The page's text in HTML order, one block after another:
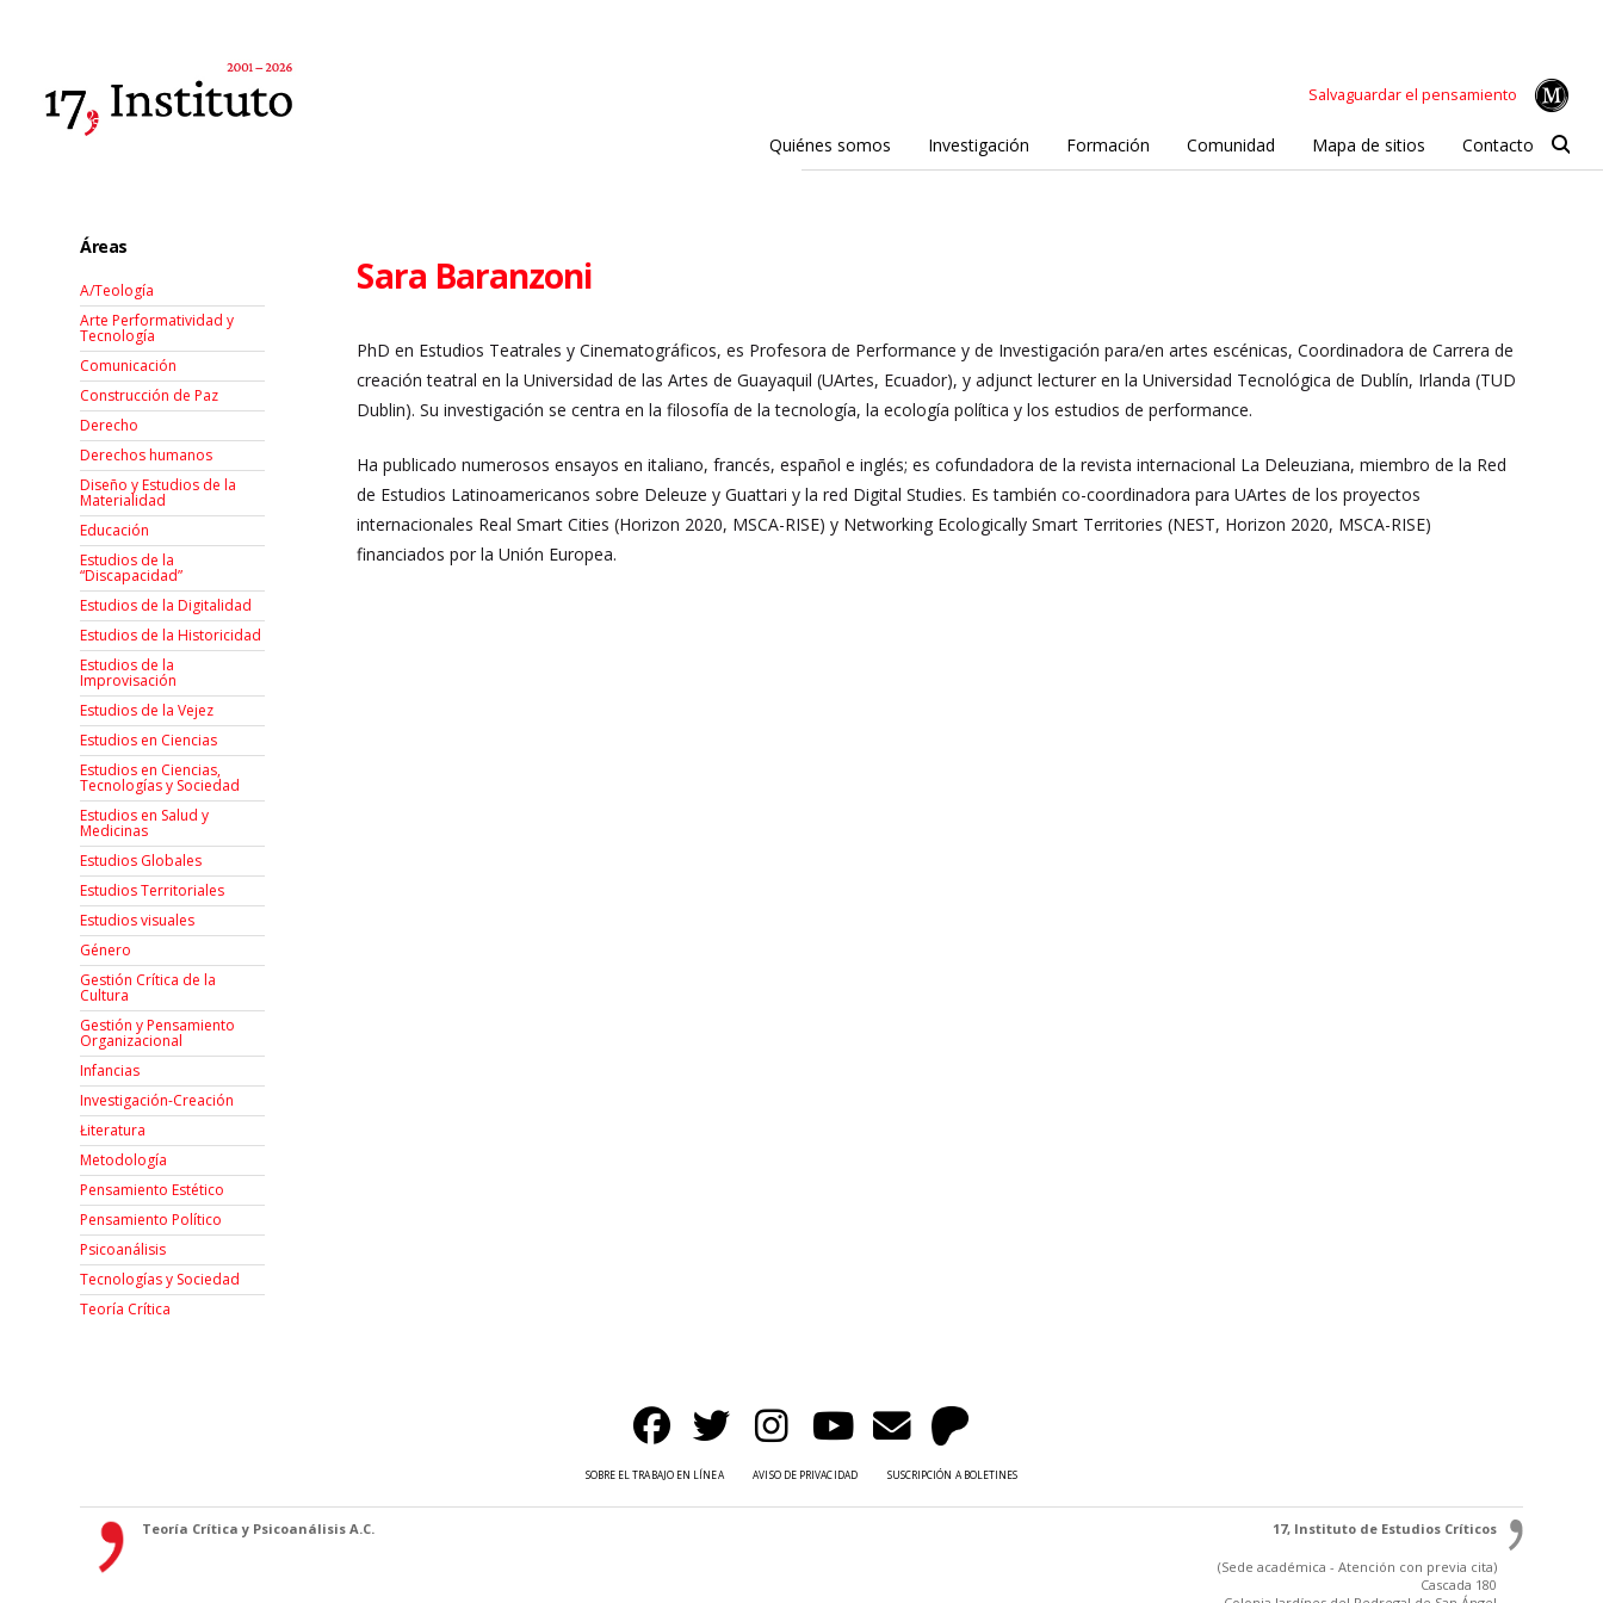
Salvaguardar el pensamiento
Quiénes somos Investigación Formación Comunidad Mapa de sitios Contacto
Sara Baranzoni
PhD en Estudios Teatrales y Cinematográficos, es Profesora de Performance y de Investigación para/en artes escénicas, Coordinadora de Carrera de
creación teatral en la Universidad de las Artes de Guayaquil (UArtes, Ecuador), y adjunct lecturer en la Universidad Tecnológica de Dublín, Irlanda (TUD
Dublin). Su investigación se centra en la filosofía de la tecnología, la ecología política y los estudios de performance.
Ha publicado numerosos ensayos en italiano, francés, español e inglés; es cofundadora de la revista internacional La Deleuziana, miembro de la Red
de Estudios Latinoamericanos sobre Deleuze y Guattari y la red Digital Studies. Es también co-coordinadora para UArtes de los proyectos
internacionales Real Smart Cities (Horizon 2020, MSCA-RISE) y Networking Ecologically Smart Territories (NEST, Horizon 2020, MSCA-RISE)
financiados por la Unión Europea.
Áreas
A/Teología
Arte Performatividad y
Tecnología
Comunicación
Construcción de Paz
Derecho
Derechos humanos
Diseño y Estudios de la
Materialidad
Educación
Estudios de la
“Discapacidad”
Estudios de la Digitalidad
Estudios de la Historicidad
Estudios de la
Improvisación
Estudios de la Vejez
Estudios en Ciencias
Estudios en Ciencias,
Tecnologías y Sociedad
Estudios en Salud y
Medicinas
Estudios Globales
Estudios Territoriales
Estudios visuales
Género
Gestión Crítica de la
Cultura
Gestión y Pensamiento
Organizacional
Infancias
Investigación-Creación
Łiteratura
Metodología
Pensamiento Estético
Pensamiento Político
Psicoanálisis
Tecnologías y Sociedad
Teoría Crítica
SOBRE EL TRABAJO EN LÍNEA AVISO DE PRIVACIDAD SUSCRIPCIÓN A BOLETINES
Teoría Crítica y Psicoanálisis A.C. 17, Instituto de Estudios Críticos
(Sede académica - Atención con previa cita)
Cascada 180